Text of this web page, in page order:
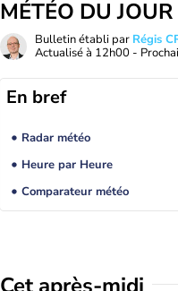
MÉTÉO DU JOUR
Bulletin établi par Régis
Actualisé à 12h00 -
En bref
Radar météo
Heure par Heure
Comparateur météo